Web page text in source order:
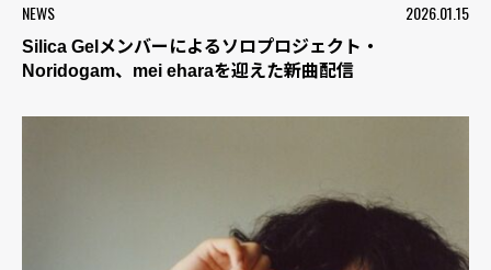
NEWS 2026.01.15
Silica Gelメンバーによるソロプロジェクト・
Noridogam、mei eharaを迎えた新曲配信